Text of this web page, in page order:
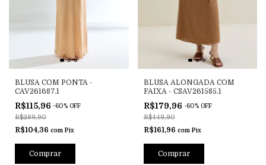
BLUSA COM PONTA -
CAV261687.1
R$115,96 -60% OFF
R$289,90
R$104,36 com Pix
Comprar
BLUSA ALONGADA COM
FAIXA - CSAV261585.1
R$179,96 -60% OFF
R$449,90
R$161,96 com Pix
Comprar